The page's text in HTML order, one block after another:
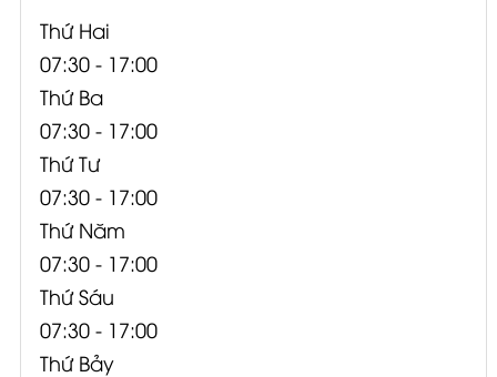
Thứ Hai
07:30 - 17:00
Thứ Ba
07:30 - 17:00
Thứ Tư
07:30 - 17:00
Thứ Năm
07:30 - 17:00
Thứ Sáu
07:30 - 17:00
Thứ Bảy